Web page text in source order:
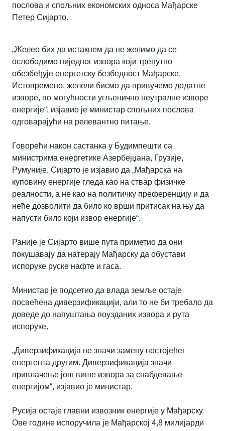
послова и спољних економских односа Мађарске
Петер Сијарто.
„Желео бих да истакнем да не желимо да се
ослободимо ниједног извора који тренутно
обезбеђује енергетску безбедност Мађарске.
Истовремено, желели бисмо да привучемо додатне
изворе, по могућности угљенично неутралне изворе
енергије“, изјавио је министар спољних послова
одговарајући на релевантно питање.
Говорећи након састанка у Будимпешти са
министрима енергетике Азербејџана, Грузије,
Румуније, Сијарто је изјавио да „Мађарска на
куповину енергије гледа као на ствар физичке
реалности, а не као на политичку преференцију и да
неће дозволити да било ко врши притисак на њу да
напусти било који извор енергије“.
Раније је Сијарто више пута приметио да они
покушавају да натерају Мађарску да обустави
испоруке руске нафте и гаса.
Министар је подсетио да влада земље остаје
посвећена диверзификацији, али то не би требало да
доведе до напуштања поузданих извора и рута
испоруке.
„Диверзификација не значи замену постојећег
енергента другим. Диверзификација значи
привлачење још више извора за снабдевање
енергијом“, изјавио је министар.
Русија остаје главни извозник енергије у Мађарску.
Ове године испоручила је Мађарској 4,8 милијарди